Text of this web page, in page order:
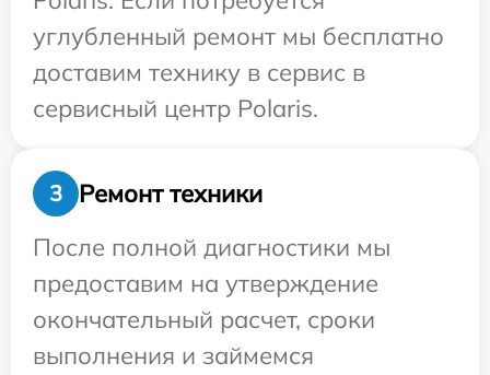
углубленный ремонт мы бесплатно
доставим технику в сервис в
сервисный центр Polaris.
3
Ремонт техники
После полной диагностики мы
предоставим на утверждение
окончательный расчет, сроки
выполнения и займемся